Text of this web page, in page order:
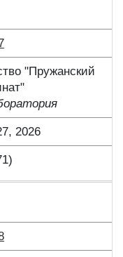
"Пружанский
2026